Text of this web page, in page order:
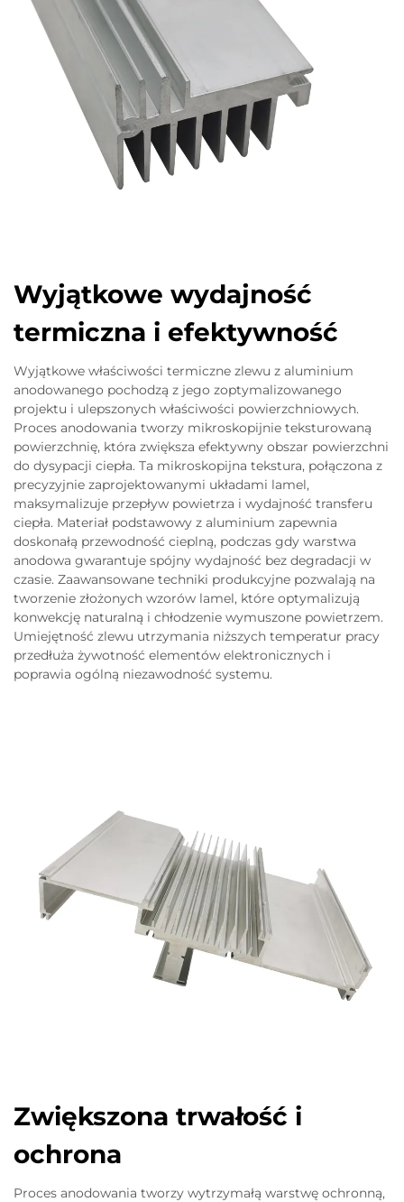
Wyjątkowe wydajność
termiczna i efektywność
Wyjątkowe właściwości termiczne zlewu z aluminium
anodowanego pochodzą z jego zoptymalizowanego
projektu i ulepszonych właściwości powierzchniowych.
Proces anodowania tworzy mikroskopijnie teksturowaną
powierzchnię, która zwiększa efektywny obszar powierzchni
do dysypacji ciepła. Ta mikroskopijna tekstura, połączona z
precyzyjnie zaprojektowanymi układami lamel,
maksymalizuje przepływ powietrza i wydajność transferu
ciepła. Materiał podstawowy z aluminium zapewnia
doskonałą przewodność cieplną, podczas gdy warstwa
anodowa gwarantuje spójny wydajność bez degradacji w
czasie. Zaawansowane techniki produkcyjne pozwalają na
tworzenie złożonych wzorów lamel, które optymalizują
konwekcję naturalną i chłodzenie wymuszone powietrzem.
Umiejętność zlewu utrzymania niższych temperatur pracy
przedłuża żywotność elementów elektronicznych i
poprawia ogólną niezawodność systemu.
Zwiększona trwałość i
ochrona
Proces anodowania tworzy wytrzymałą warstwę ochronną,